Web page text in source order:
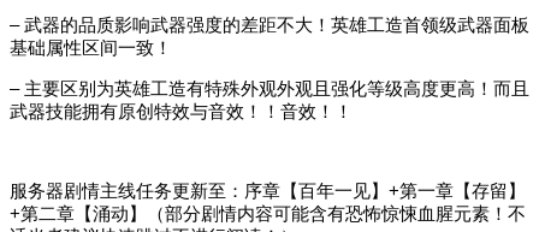
– 武器的品质影响武器强度的差距不大！英雄工造首领级武器面板
基础属性区间一致！
– 主要区别为英雄工造有特殊外观外观且强化等级高度更高！而且
武器技能拥有原创特效与音效！！音效！！
服务器剧情主线任务更新至：序章【百年一见】+第一章【存留】
+第二章【涌动】（部分剧情内容可能含有恐怖惊悚血腥元素！不